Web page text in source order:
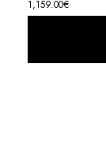
1,159.00€